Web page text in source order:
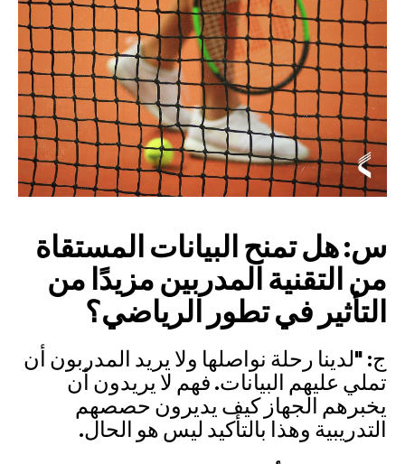
س: هل تمنح البيانات المستقاة
من التقنية المدربين مزيدًا من
التأثير في تطور الرياضي؟
ج: "لدينا رحلة نواصلها ولا يريد المدربون أن
تملي عليهم البيانات. فهم لا يريدون أن
يخبرهم الجهاز كيف يديرون حصصهم
التدريبية وهذا بالتأكيد ليس هو الحال.